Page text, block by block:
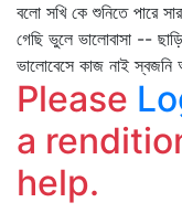
বলো সখি কে শুনিতে পারে
গেছি ভুলে ভালোবাসা --
ভালোবেসে কাজ নাই স্বজনি
Please
a
help.